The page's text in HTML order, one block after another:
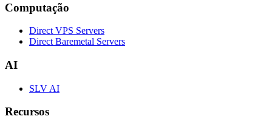
Computação
Direct VPS Servers
Direct Baremetal Servers
AI
SLV AI
Recursos